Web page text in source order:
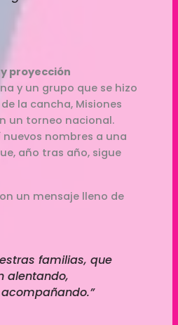
proyección
y un grupo que se hizo
la cancha, Misiones
un torneo nacional.
nombres a una
año tras año, sigue
un mensaje lleno de
familias, que
alentando,